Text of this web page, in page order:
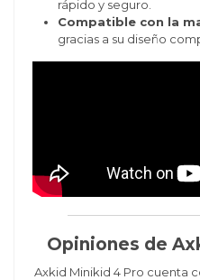
rápido y seguro.
Compatible con la
gracias a su diseño
Opiniones de
Axkid Minikid 4 Pro cuenta